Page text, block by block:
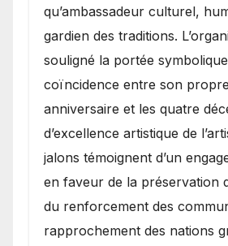
qu’ambassadeur culturel,
gardien des traditions.
souligné la portée
coïncidence entre son
anniversaire et les quatre
d’excellence artistique de
jalons témoignent d’un
en faveur de la préservation
du renforcement des
rapprochement des nations